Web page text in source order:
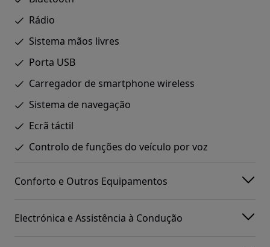
Rádio
Sistema mãos livres
Porta USB
Carregador de smartphone wireless
Sistema de navegação
Ecrã táctil
Controlo de funções do veículo por voz
Conforto e Outros Equipamentos
Electrónica e Assistência à Condução